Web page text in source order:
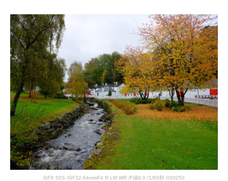
GFX 50S /GF32-64mmF4 R LM WR /F値8.0 /1/60秒 /IS0250